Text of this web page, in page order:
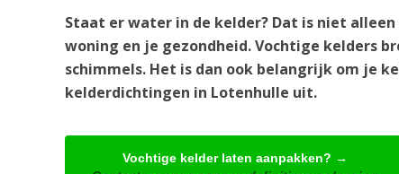
Staat er water in de kelder? Dat is niet
woning en je gezondheid. Vochtige kelders
schimmels. Het is dan ook belangrijk om je
kelderdichtingen in Lotenhulle uit.
Vochtige kelder laten aanpakken? →